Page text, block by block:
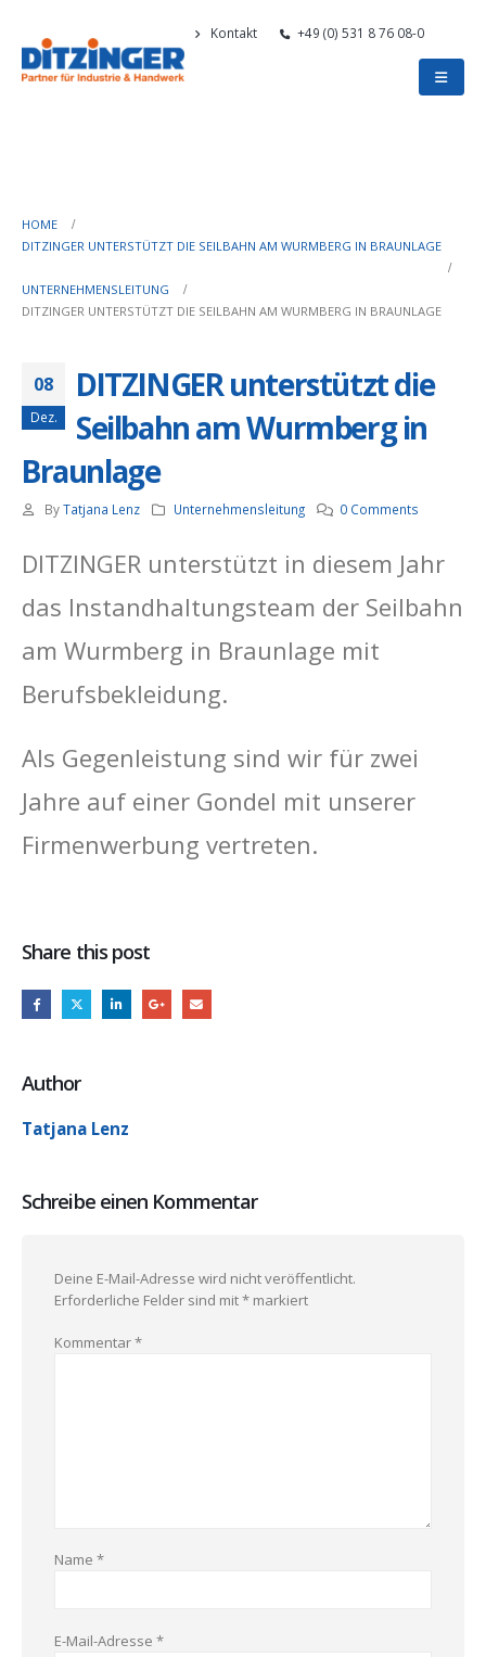
Kontakt +49 (0) 531 8 76 08-0
HOME
DITZINGER UNTERSTÜTZT DIE SEILBAHN AM WURMBERG IN BRAUNLAGE
UNTERNEHMENSLEITUNG
DITZINGER UNTERSTÜTZT DIE SEILBAHN AM WURMBERG IN BRAUNLAGE
08
Dez.
DITZINGER unterstützt die
Seilbahn am Wurmberg in
Braunlage
By Tatjana Lenz Unternehmensleitung 0 Comments
DITZINGER unterstützt in diesem Jahr
das Instandhaltungsteam der Seilbahn
am Wurmberg in Braunlage mit
Berufsbekleidung.
Als Gegenleistung sind wir für zwei
Jahre auf einer Gondel mit unserer
Firmenwerbung vertreten.
Share this post
Author
Tatjana Lenz
Schreibe einen Kommentar
Deine E-Mail-Adresse wird nicht veröffentlicht.
Erforderliche Felder sind mit* markiert
Kommentar*
Name *
E-Mail-Adresse *